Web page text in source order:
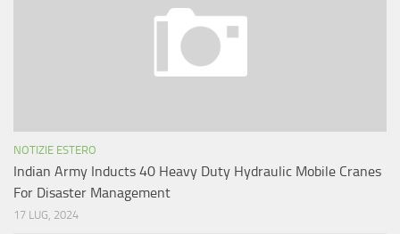
NOTIZIE ESTERO
Indian Army Inducts 40 Heavy Duty Hydraulic Mobile Cranes
For Disaster Management
17 LUG, 2024